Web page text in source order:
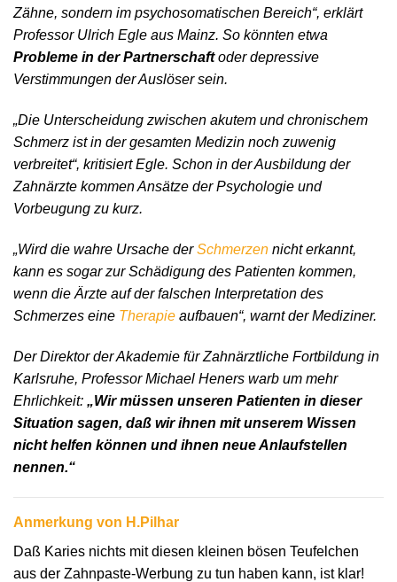
Zähne, sondern im psychosomatischen Bereich“, erklärt
Professor Ulrich Egle aus Mainz. So könnten etwa
Probleme in der Partnerschaftoder depressive
Verstimmungen der Auslöser sein.
„Die Unterscheidung zwischen akutem und chronischem
Schmerz ist in der gesamten Medizin noch zuwenig
verbreitet“, kritisiert Egle. Schon in der Ausbildung der
Zahnärzte kommen Ansätze der Psychologie und
Vorbeugung zu kurz.
„Wird die wahre Ursache derSchmerzen nicht erkannt,
kann es sogar zur Schädigung des Patienten kommen,
wenn die Ärzte auf der falschen Interpretation des
Schmerzes eine Therapie aufbauen“, warnt der Mediziner.
Der Direktor der Akademie für Zahnärztliche Fortbildung in
Karlsruhe, Professor Michael Heners warb um mehr
Ehrlichkeit: „Wir müssen unseren Patienten in dieser
Situation sagen, daß wir ihnen mit unserem Wissen
nicht helfen können und ihnen neue Anlaufstellen
nennen.“
Anmerkung von H.Pilhar
Daß Karies nichts mit diesen kleinen bösen Teufelchen
aus der Zahnpaste-Werbung zu tun haben kann, ist klar!